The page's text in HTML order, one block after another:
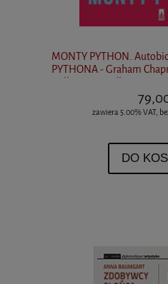
MONTY PYTHON.
PYTHONA - Graham
Gilliam, Eric Idle, Terry
zawiera 5.00% VAT,
DO